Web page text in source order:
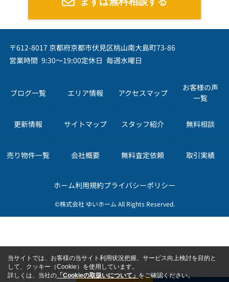
〒612-8017 京都府京都市伏見区桃山南大島町73-86
営業時間 9:30～19:00定休日 毎週水曜日
ブログ一覧 エリア情報 アクセスマップ
お客様の声
一覧
更新情報 サイトマップ スタッフ紹介 無料相談
売り物件一覧 会社概要 無料査定依頼 取引実績
ホーム利用規約プライバシーポリシー
©株式会社 ゆいホーム All Rights Reserved.
当サイトでは、お客様の当サイト利用状況把握、サービス向上検討を目的と
して、クッキー（Cookie）を使用しています。
詳しくは、当社の 「Cookieの取扱いについて」をご確認ください。